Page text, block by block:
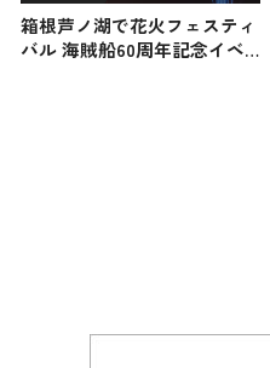
箱根芦ノ湖で花火フェスティ
バル 海賊船60周年記念イベ